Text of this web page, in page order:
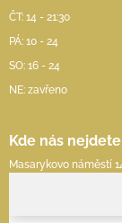
ČT: 14 - 21:30
PÁ: 10 - 24
SO: 16 - 24
NE: zavřeno
Kde nás
Masarykovo náměstí